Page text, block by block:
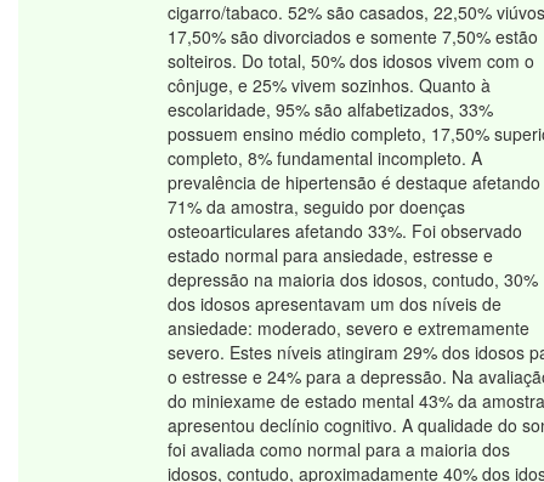
cigarro/tabaco. 52% são casados, 22,50%
17,50% são divorciados e somente 7,50% estão
solteiros. Do total, 50% dos idosos vivem com o
cônjuge, e 25% vivem sozinhos. Quanto à
escolaridade, 95% são alfabetizados, 33%
possuem ensino médio completo, 17,50%
completo, 8% fundamental incompleto. A
prevalência de hipertensão é destaque afetando
71% da amostra, seguido por doenças
osteoarticulares afetando 33%. Foi observado
estado normal para ansiedade, estresse e
depressão na maioria dos idosos, contudo, 30%
dos idosos apresentavam um dos níveis de
ansiedade: moderado, severo e extremamente
severo. Estes níveis atingiram 29% dos idosos
o estresse e 24% para a depressão. Na
do miniexame de estado mental 43% da amostra
apresentou declínio cognitivo. A qualidade do
foi avaliada como normal para a maioria dos
idosos, contudo, aproximadamente 40% dos